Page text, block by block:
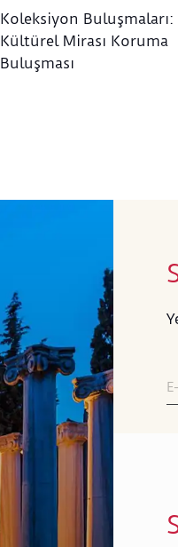
Koleksiyon Buluşmaları:
Kültürel Mirası Koruma
Buluşması